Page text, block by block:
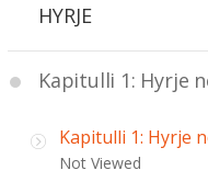
HYRJE
Kapitulli 1: Hyrje
Kapitulli 1: Hyrje
Not Viewed